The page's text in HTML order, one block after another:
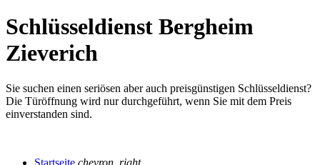
Schlüsseldienst Bergheim
Zieverich
Sie suchen einen seriösen aber auch preisgünstigen Schlüsseldienst?
Die Türöffnung wird nur durchgeführt, wenn Sie mit dem Preis
einverstanden sind.
Startseite chevron_right